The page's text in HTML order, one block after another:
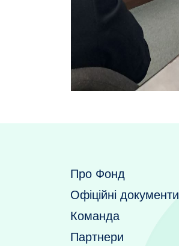
Про Фонд
Офіційні документи
Команда
Партнери